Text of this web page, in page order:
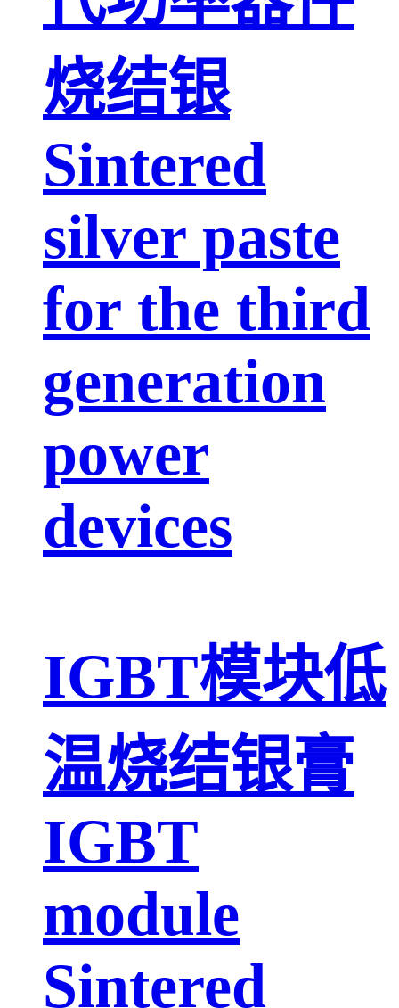
烧结银
Sintered
silver paste
for the third
generation
power
devices
IGBT模块低
温烧结银膏
IGBT
module
Sintered